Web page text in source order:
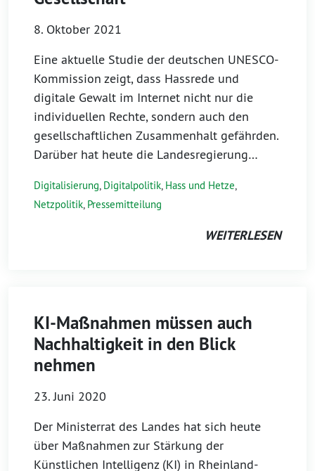
8. Oktober 2021
Eine aktuelle Studie der deutschen UNESCO-
Kommission zeigt, dass Hassrede und
digitale Gewalt im Internet nicht nur die
individuellen Rechte, sondern auch den
gesellschaftlichen Zusammenhalt gefährden.
Darüber hat heute die Landesregierung…
Digitalisierung, Digitalpolitik, Hass und Hetze,
Netzpolitik, Pressemitteilung
WEITERLESEN
KI-Maßnahmen müssen auch
Nachhaltigkeit in den Blick
nehmen
23. Juni 2020
Der Ministerrat des Landes hat sich heute
über Maßnahmen zur Stärkung der
Künstlichen Intelligenz (KI) in Rheinland-